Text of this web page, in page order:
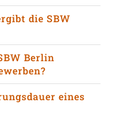
die SBW
Berlin
eines